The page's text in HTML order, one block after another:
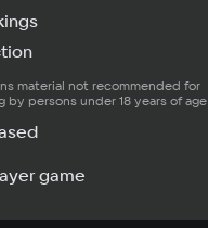
material not recommended for
by persons under 18 years of age
game